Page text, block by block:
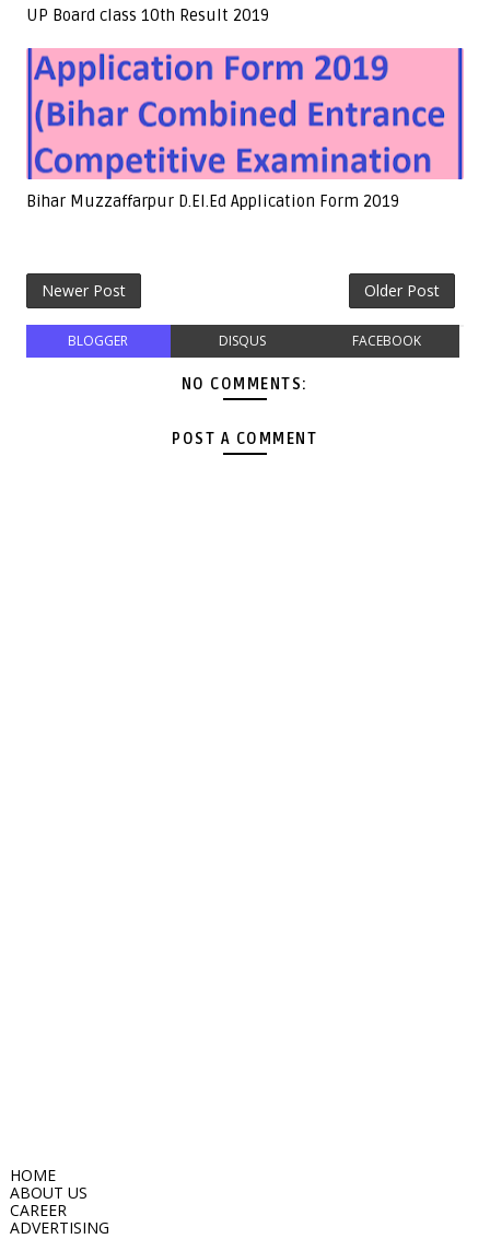
UP Board class 10th Result 2019
Bihar Muzzaffarpur D.El.Ed Application Form 2019
Newer Post Older Post
BLOGGER DISQUS FACEBOOK
NO COMMENTS:
POST A COMMENT
HOME
ABOUT US
CAREER
ADVERTISING